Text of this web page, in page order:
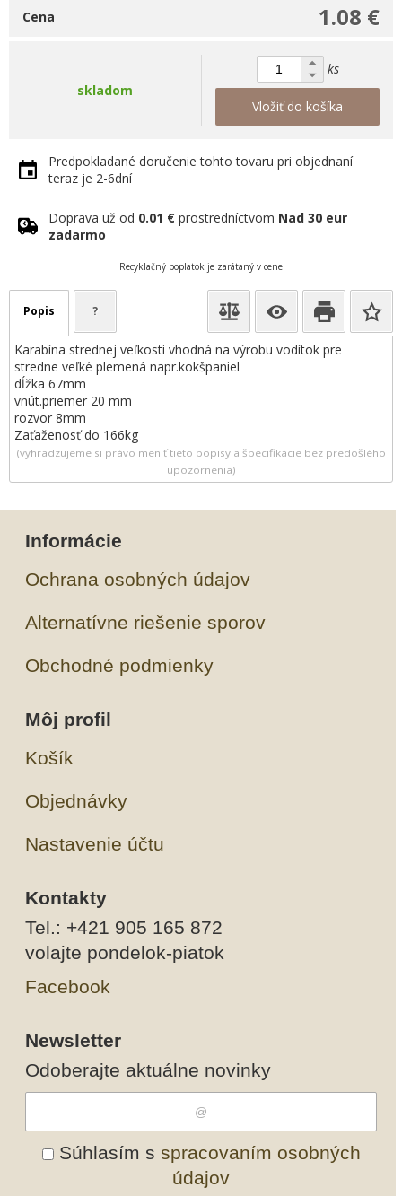
1.08 €
Cena
skladom
ks
Vložiť do košíka
Predpokladané doručenie tohto tovaru pri objednaní
teraz je 2-6dní
Doprava už od 0.01 € prostredníctvom Nad 30 eur
zadarmo
Recyklačný poplatok je zarátaný v cene
Popis ?
Karabína strednej veľkosti vhodná na výrobu vodítok pre
stredne veľké plemená napr.kokšpaniel
dĺžka 67mm
vnút.priemer 20 mm
rozvor 8mm
Zaťaženosť do 166kg
(vyhradzujeme si právo meniť tieto popisy a špecifikácie bez predošlého
upozornenia)
Informácie
Ochrana osobných údajov
Alternatívne riešenie sporov
Obchodné podmienky
Môj profil
Košík
Objednávky
Nastavenie účtu
Kontakty
Tel.: +421 905 165 872
volajte pondelok-piatok
Facebook
Newsletter
Odoberajte aktuálne novinky
Súhlasím s spracovaním osobných
údajov